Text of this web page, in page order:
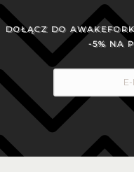
DOŁĄCZ DO
-5% NA